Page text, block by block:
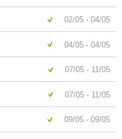
02/05 - 04/05
04/05 - 04/05
07/05 - 11/05
07/05 - 11/05
09/05 - 09/05